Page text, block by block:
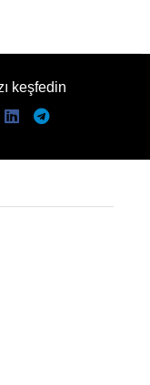
keşfedin